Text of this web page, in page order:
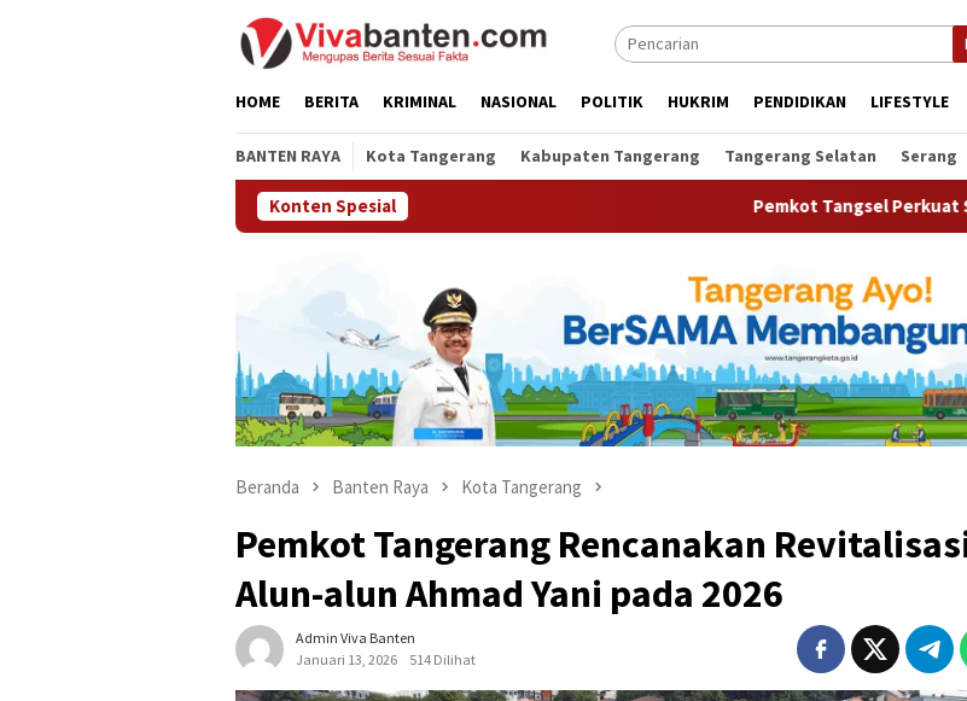
HOME BERITA KRIMINAL NASIONAL POLITIK HUKRIM PENDIDIKAN LIFESTYLE
BANTEN RAYA Kota Tangerang Kabupaten Tangerang Tangerang Selatan Serang
Konten Spesial Pemkot Tangsel Perkuat Sarana PAUD,
Beranda Banten Raya Kota Tangerang
Pemkot Tangerang Rencanakan
Alun-alun Ahmad Yani pada 2026
Admin Viva Banten
Januari 13, 2026
514 Dilihat